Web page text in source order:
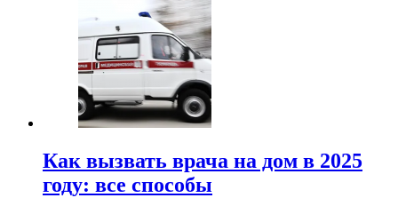
Как вызвать врача на дом в 2025
году: все способы